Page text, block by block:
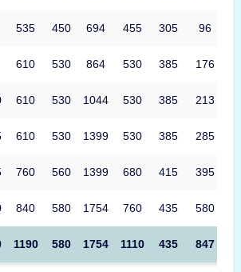
535 450 694 455 305 96
610 530 864 530 385 176
610 530 1044 530 385 213
610 530 1399 530 385 285
760 560 1399 680 415 395
840 580 1754 760 435 580
1190 580 1754 1110 435 847